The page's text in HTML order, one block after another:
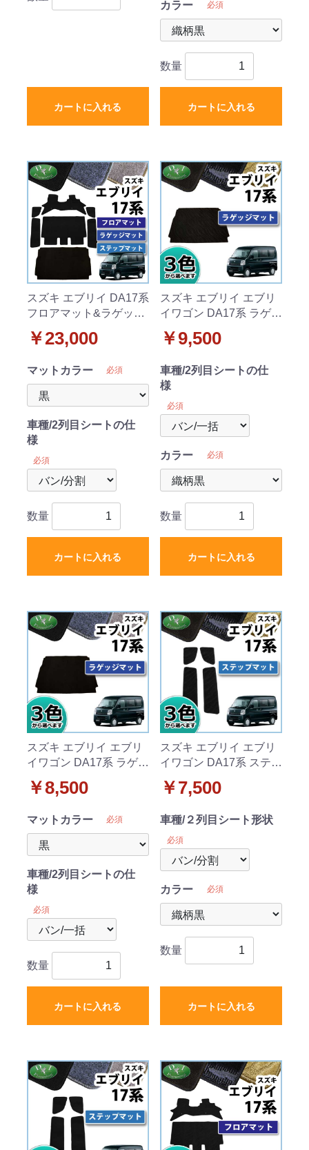
カートに入れる
カラー 必須
数量
カートに入れる
スズキ エブリイ DA17系
フロアマット&ラゲッジ
セット DXシリーズ
￥23,000
マットカラー 必須
車種/2列目シートの仕
様
必須
数量
カートに入れる
スズキ エブリイ エブリ
イワゴン DA17系 ラゲッ
￥9,500
車種/2列目シートの仕
様
必須
カラー 必須
数量
カートに入れる
スズキ エブリイ エブリ
イワゴン DA17系 ラゲッ
￥8,500
マットカラー 必須
車種/2列目シートの仕
様
必須
数量
カートに入れる
スズキ エブリイ エブリ
イワゴン DA17系 ステッ
￥7,500
車種/２列目シート形状
必須
カラー 必須
数量
カートに入れる